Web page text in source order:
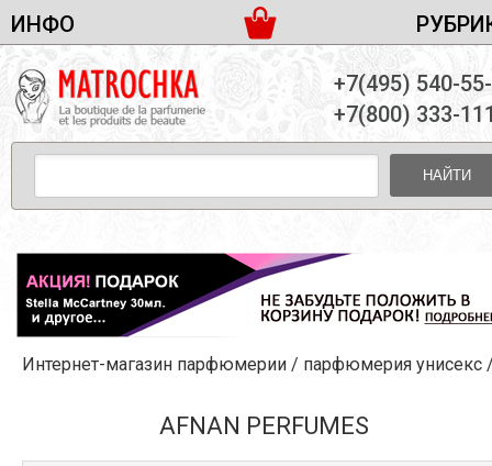
ИНФО
ДОСТАВКА И ОПЛАТА
ПАРТНЕРСТВО
КОНТАКТЫ
ЖЕНСКАЯ ПАРФЮМЕРИЯ
МУЖСКАЯ ПАРФЮМЕРИЯ
УНИСЕКС ПАРФЮМЕРИЯ
ЖЕНСКИЕ НАБОРЫ
МУЖСКИЕ НАБОРЫ
УНИСЕКС НАБОРЫ
УХОД ЗА ЛИЦОМ
УХОД ЗА ТЕЛОМ
ДЕКОРАТИВНАЯ КОСМЕТИКА
+7(495) 540-
+7(800) 333-
НАЙТИ
Интернет-магазин парфюмерии / парфюмерия унисекс
AFNAN PERFUMES